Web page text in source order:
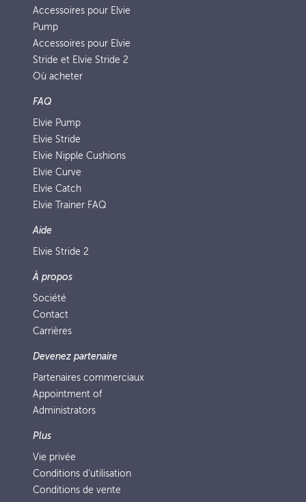
Accessoires pour Elvie
Pump
Accessoires pour Elvie
Stride et Elvie Stride 2
Où acheter
FAQ
Elvie Pump
Elvie Stride
Elvie Nipple Cushions
Elvie Curve
Elvie Catch
Elvie Trainer FAQ
Aide
Elvie Stride 2
À propos
Société
Contact
Carrières
Devenez partenaire
Partenaires commerciaux
Appointment of
Administrators
Plus
Vie privée
Conditions d’utilisation
Conditions de vente